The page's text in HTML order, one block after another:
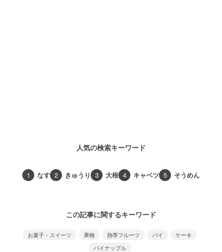
人気の検索キーワード
1 なす 2 きゅうり 3 大根 4 キャベツ 5 そうめん
この記事に関するキーワード
お菓子・スイーツ 果物 熱帯フルーツ パイ
ケーキ
パイナップル